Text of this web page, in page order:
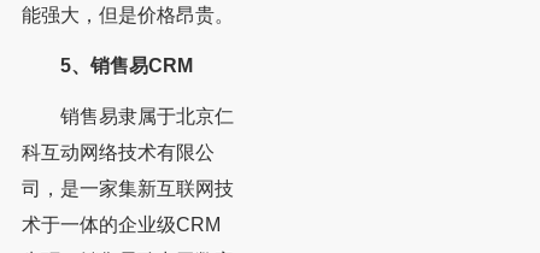
能强大，但是价格昂贵。
5、销售易CRM
销售易隶属于北京仁
科互动网络技术有限公
司，是一家集新互联网技
术于一体的企业级CRM